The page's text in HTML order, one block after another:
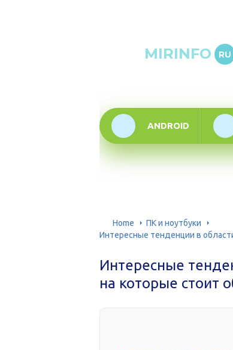
MIRINFO RU
ANDROID
Home
ПК и ноутбуки
Интересные тенденции в
Интересные
на которые стоит